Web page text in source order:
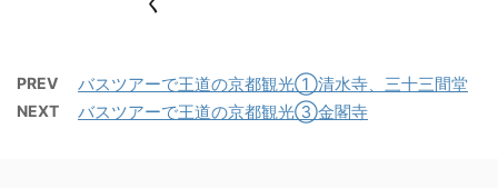
PREV バスツアーで王道の京都観光①清水寺、三十三間堂
NEXT バスツアーで王道の京都観光③金閣寺